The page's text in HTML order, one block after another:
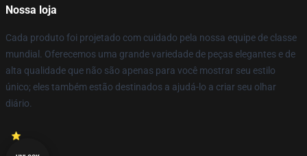
Nossa loja
Cada produto foi projetado com cuidado pela nossa equipe de classe
mundial. Oferecemos uma grande variedade de peças elegantes e de
alta qualidade que não são apenas para você mostrar seu estilo
único; eles também estão destinados a ajudá-lo a criar seu olhar
diário.